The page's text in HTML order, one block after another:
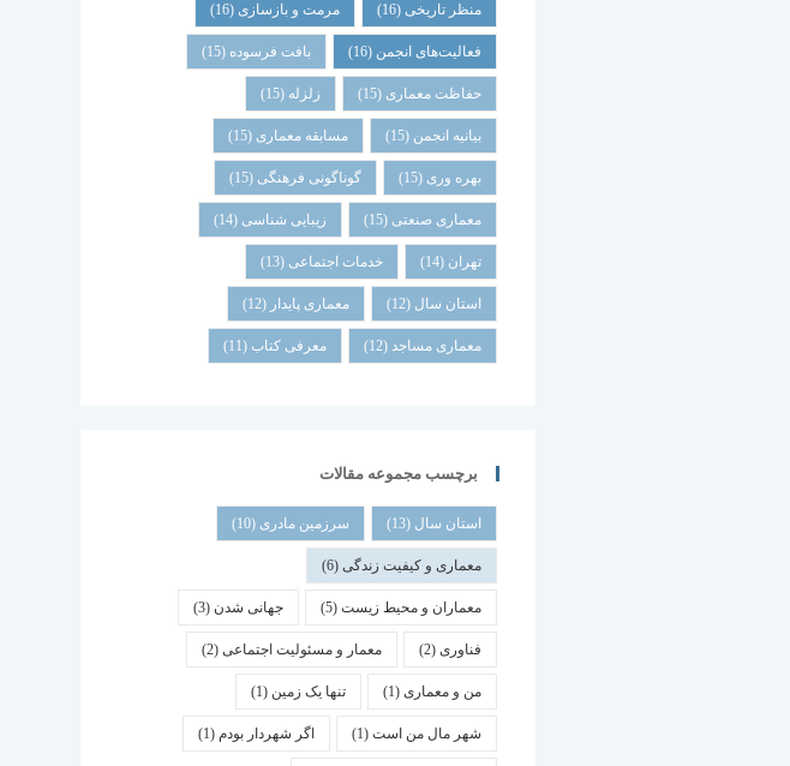
منظر تاریخی(16) مرمت و بازسازی(16)
فعالیت‌های انجمن (16) بافت فرسوده (15)
حفاظت معماری (15) زلزله (15)
بیانیه انجمن (15) مسابقه معماری (15)
بهره وری (15) گوناگونی فرهنگی (15)
معماری صنعتی (15) زیبایی شناسی (14)
تهران (14) خدمات اجتماعی (13)
استان سال (12) معماری پایدار (12)
معماری مساجد(12) معرفی کتاب (11)
برچسب مجموعه مقالات
استان سال (13) سرزمین مادری (10)
معماری و کیفیت زندگی(6)
معماران و محیط زیست(5) جهانی شدن (3)
فناوری(2) معمار و مسئولیت اجتماعی(2)
من و معماری(1) تنها یک زمین (1)
شهر مال من است(1) اگر شهردار بودم (1)